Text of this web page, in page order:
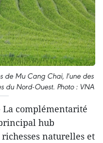
de Mu Cang Chai, l'une des
du Nord-Ouest. Photo : VNA
complémentarité
hub
naturelles et